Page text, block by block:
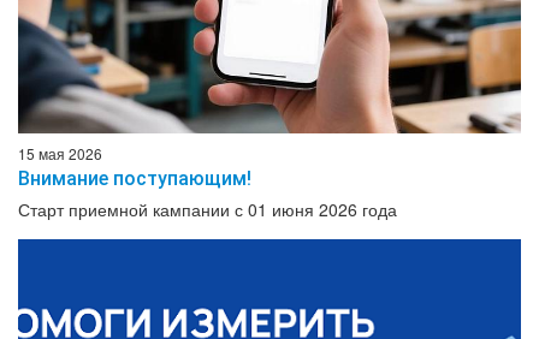
15 мая 2026
Внимание поступающим!
Старт приемной кампании с 01 июня 2026 года